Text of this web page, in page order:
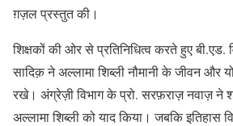
ग़ज़ल प्रस्तुत की।
शिक्षकों की ओर से प्रतिनिधित्व करते हुए बी.एड.
सादिक़ ने अल्लामा शिब्ली नौमानी के जीवन और
रखे। अंग्रेज़ी विभाग के प्रो. सरफ़राज़ नवाज़ ने
अल्लामा शिब्ली को याद किया। जबकि इतिहास